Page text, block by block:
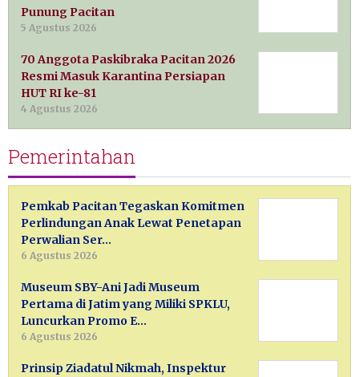
Punung Pacitan
5 Agustus 2026
70 Anggota Paskibraka Pacitan 2026
Resmi Masuk Karantina Persiapan
HUT RI ke-81
4 Agustus 2026
Pemerintahan
Pemkab Pacitan Tegaskan Komitmen
Perlindungan Anak Lewat Penetapan
Perwalian Ser…
6 Agustus 2026
Museum SBY-Ani Jadi Museum
Pertama di Jatim yang Miliki SPKLU,
Luncurkan Promo E…
6 Agustus 2026
Prinsip Ziadatul Nikmah, Inspektur